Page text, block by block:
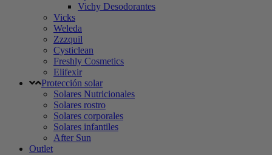
Vichy Desodorantes
Vicks
Weleda
Zzzquil
Cysticlean
Freshly Cosmetics
Elifexir
Protección solar
Solares Nutricionales
Solares rostro
Solares corporales
Solares infantiles
After Sun
Outlet